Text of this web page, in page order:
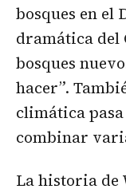
bosques en el
dramática del
bosques
hacer”.
climática
combinar
La historia de